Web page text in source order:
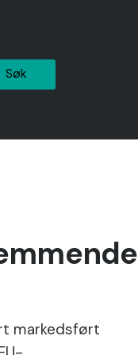
Søk
markedsført